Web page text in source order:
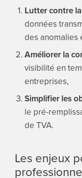
Lutter contre
données
des anomalies
Améliorer la
visibilité en
entreprises,
Simplifier les
le pré-
de TVA.
Les enjeux